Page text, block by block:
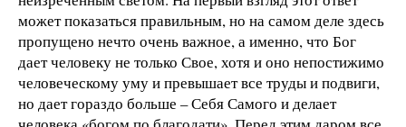
может показаться правильным, но на самом деле здесь
пропущено нечто очень важное, а именно, что Бог
дает человеку не только Свое, хотя и оно непостижимо
человеческому уму и превышает все труды и подвиги,
но дает гораздо больше – Себя Самого и делает